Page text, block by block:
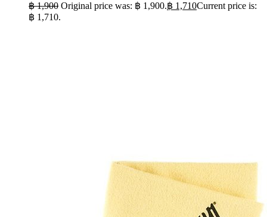
฿1,900 Original price was: ฿ 1,900.฿ 1,710Current price is:
฿ 1,710.